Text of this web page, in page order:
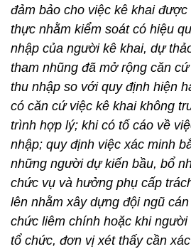
đảm bảo cho việc kê khai
thực nhằm kiểm soát có hiệu
nhập của người kê khai, dự
tham nhũng đã mở rộng căn
thu nhập so với quy định hiện
có căn cứ việc kê khai không
trình hợp lý; khi có tố cáo về
nhập; quy định việc xác minh
những người dự kiến bầu, bổ
chức vụ và hưởng phụ cấp
lên nhằm xây dựng đội ngũ
chức liêm chính hoặc khi
tổ chức, đơn vị xét thấy cần